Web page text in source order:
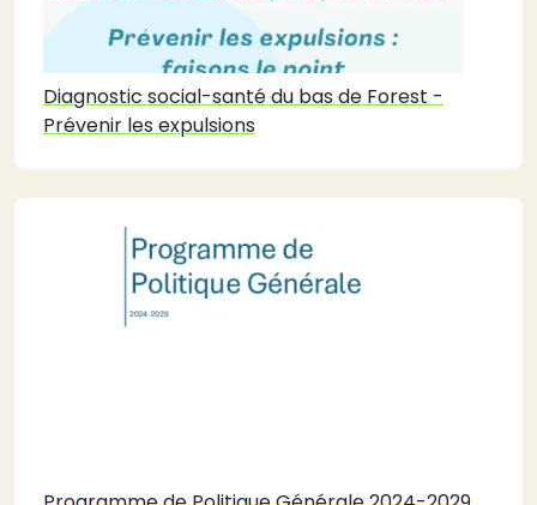
Diagnostic social-santé du bas de Forest -
Prévenir les expulsions